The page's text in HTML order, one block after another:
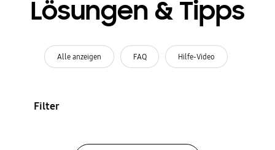
Lösungen & Tipps
Alle anzeigen FAQ Hilfe-Video
Filter